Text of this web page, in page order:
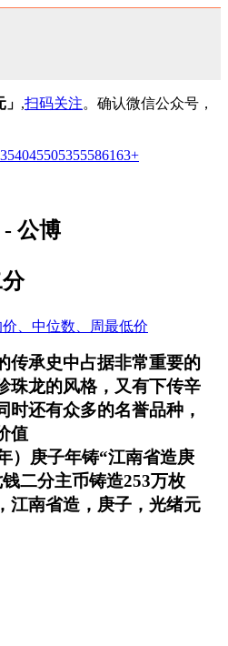
,扫码关注。确认微信公众号，
354045505355586163+
公博
、中位数、周最低价
传承史中占据非常重要的
珠龙的风格，又有下传辛
时还有众多的名誉品种，
值
）庚子年铸“江南省造庚
二分主币铸造253万枚
江南省造，庚子，光绪元